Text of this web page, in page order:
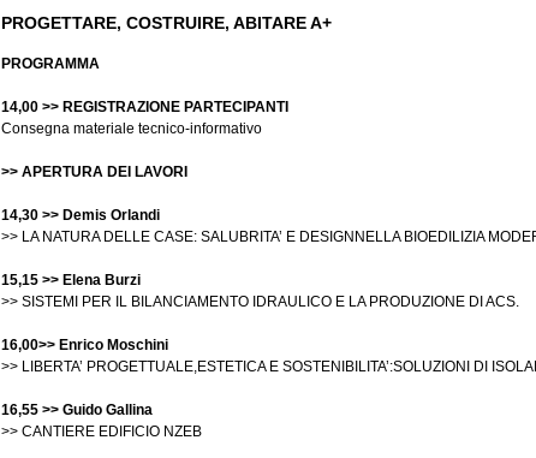
PROGETTARE, COSTRUIRE, ABITARE A+
PROGRAMMA
14,00 >> REGISTRAZIONE PARTECIPANTI
Consegna materiale tecnico-informativo
>> APERTURA DEI LAVORI
14,30 >> Demis Orlandi
>> LA NATURA DELLE CASE: SALUBRITA’ E DESIGNNELLA BIOEDILIZIA
15,15 >> Elena Burzi
>> SISTEMI PER IL BILANCIAMENTO IDRAULICO E LA PRODUZIONE DI ACS.
16,00>> Enrico Moschini
>> LIBERTA’ PROGETTUALE,ESTETICA E SOSTENIBILITA’:SOLUZIONI DI
16,55 >> Guido Gallina
>> CANTIERE EDIFICIO NZEB